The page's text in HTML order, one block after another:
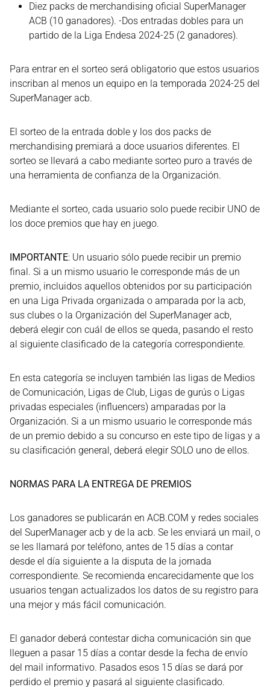
Diez packs de merchandising oficial SuperManager
ACB (10 ganadores). -Dos entradas dobles para un
partido de la Liga Endesa 2024-25 (2 ganadores).
Para entrar en el sorteo será obligatorio que estos usuarios
inscriban al menos un equipo en la temporada 2024-25 del
SuperManager acb.
El sorteo de la entrada doble y los dos packs de
merchandising premiará a doce usuarios diferentes. El
sorteo se llevará a cabo mediante sorteo puro a través de
una herramienta de confianza de la Organización.
Mediante el sorteo, cada usuario solo puede recibir UNO de
los doce premios que hay en juego.
IMPORTANTE: Un usuario sólo puede recibir un premio
final. Si a un mismo usuario le corresponde más de un
premio, incluidos aquellos obtenidos por su participación
en una Liga Privada organizada o amparada por la acb,
sus clubes o la Organización del SuperManager acb,
deberá elegir con cuál de ellos se queda, pasando el resto
al siguiente clasificado de la categoría correspondiente.
En esta categoría se incluyen también las ligas de Medios
de Comunicación, Ligas de Club, Ligas de gurús o Ligas
privadas especiales (influencers) amparadas por la
Organización. Si a un mismo usuario le corresponde más
de un premio debido a su concurso en este tipo de ligas y a
su clasificación general, deberá elegir SOLO uno de ellos.
NORMAS PARA LA ENTREGA DE PREMIOS
Los ganadores se publicarán en ACB.COM y redes sociales
del SuperManager acb y de la acb. Se les enviará un mail, o
se les llamará por teléfono, antes de 15 días a contar
desde el día siguiente a la disputa de la jornada
correspondiente. Se recomienda encarecidamente que los
usuarios tengan actualizados los datos de su registro para
una mejor y más fácil comunicación.
El ganador deberá contestar dicha comunicación sin que
lleguen a pasar 15 días a contar desde la fecha de envío
del mail informativo. Pasados esos 15 días se dará por
perdido el premio y pasará al siguiente clasificado.